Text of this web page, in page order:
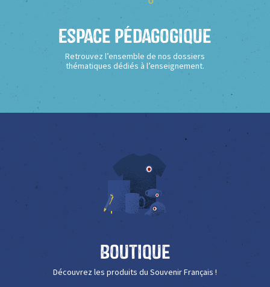
Espace Pédagogique
Retrouvez l’ensemble de nos dossiers
thématiques dédiés à l’enseignement.
Boutique
Découvrez les produits du Souvenir Français !